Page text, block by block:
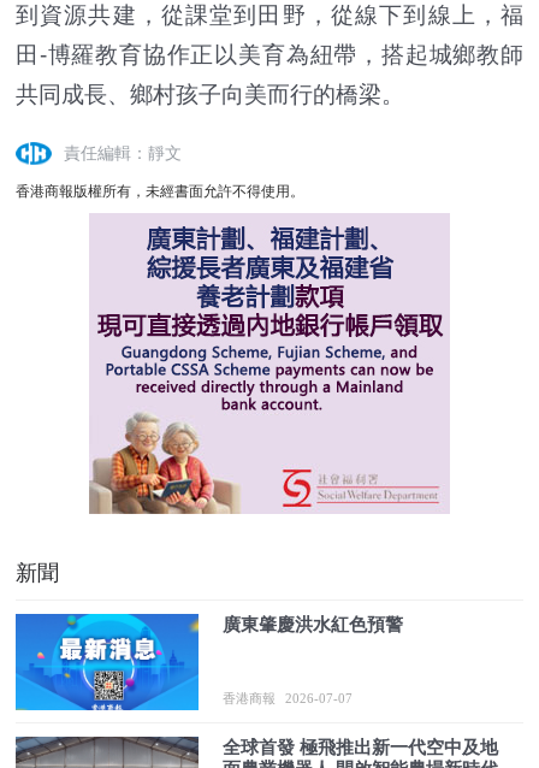
到資源共建，從課堂到田野，從線下到線上，福
田-博羅教育協作正以美育為紐帶，搭起城鄉教師
共同成長、鄉村孩子向美而行的橋梁。
責任編輯：靜文
香港商報版權所有，未經書面允許不得使用。
新聞
廣東肇慶洪水紅色預警
香港商報 2026-07-07
全球首發 極飛推出新一代空中及地